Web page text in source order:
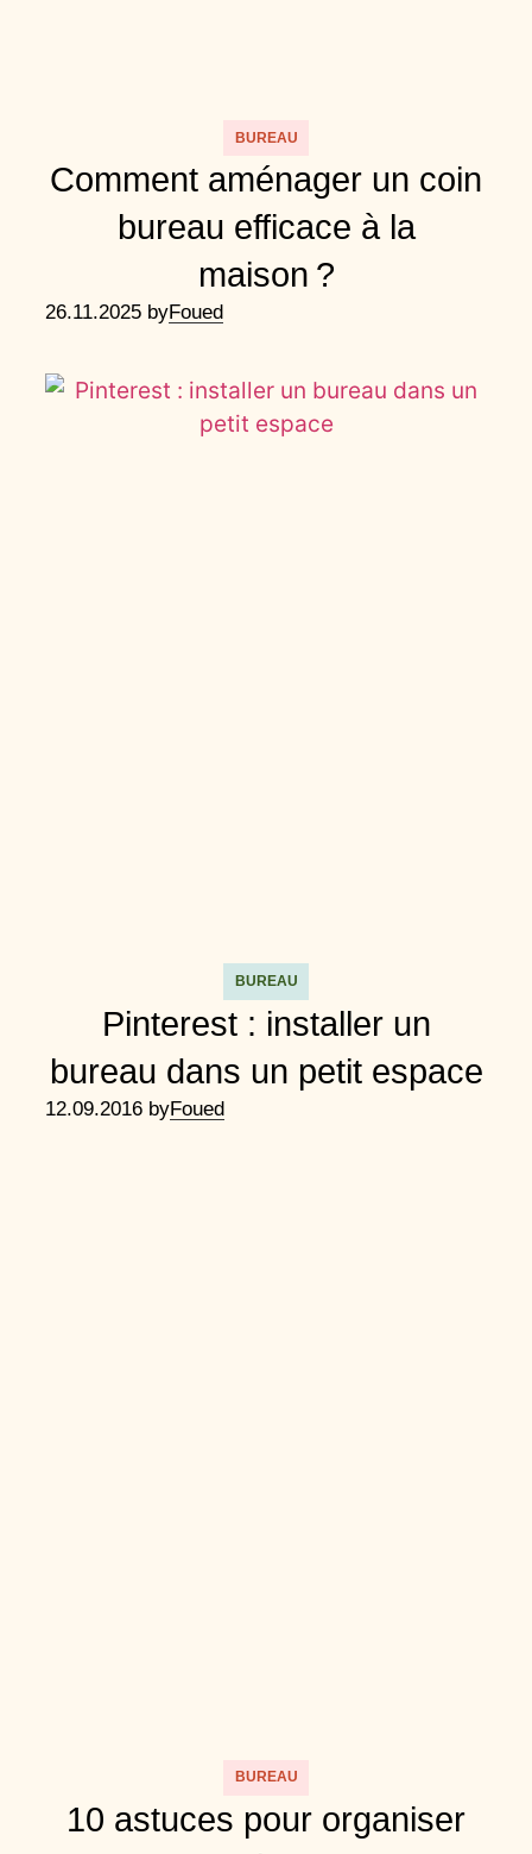
BUREAU
Comment aménager un coin
bureau efficace à la
maison ?
26.11.2025 byFoued
BUREAU
Pinterest : installer un
bureau dans un petit espace
12.09.2016 byFoued
BUREAU
10 astuces pour organiser